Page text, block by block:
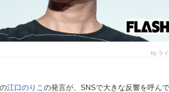
by ラ
江口のりこ の発言が、SNSで大きな反響を呼ん